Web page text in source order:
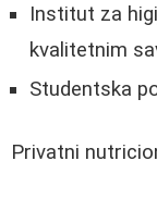
Institut za
kvalitetnim
Studentska
Privatni